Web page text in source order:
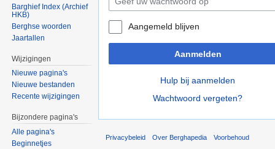
Aangemeld blijven
Aanmelden
Hulp bij aanmelden
Wachtwoord vergeten?
Barghief Index (Archief
HKB)
Berghse woorden
Jaartallen
Wijzigingen
Nieuwe pagina's
Nieuwe bestanden
Recente wijzigingen
Bijzondere pagina's
Alle pagina's
Beginnetjes
Privacybeleid Over Berghapedia Voorbehoud